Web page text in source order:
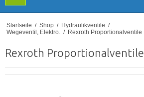
Startseite / Shop / Hydraulikventile /
Wegeventil, Elektro. / Rexroth Proportionalventile
Rexroth Proportionalventile